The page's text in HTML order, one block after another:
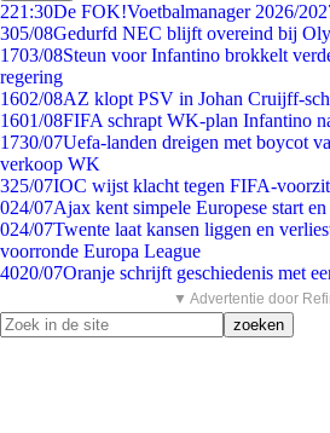
221:30De FOK!Voetbalmanager 2026/
305/08Gedurfd NEC blijft overeind bij
1703/08Steun voor Infantino brokkelt
regering
1602/08AZ klopt PSV in Johan Cruijff-
1601/08FIFA schrapt WK-plan Infantino
1730/07Uefa-landen dreigen met boycot
verkoop WK
325/07IOC wijst klacht tegen FIFA-
024/07Ajax kent simpele Europese start
024/07Twente laat kansen liggen en
voorronde Europa League
4020/07Oranje schrijft geschiedenis met
▼ Advertentie door